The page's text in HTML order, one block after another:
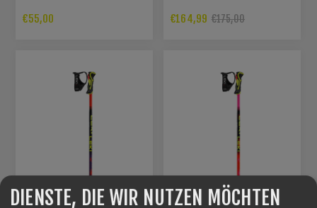
€55,00 €164,99 €175,00
DIENSTE, DIE WIR NUTZEN MÖCHTEN